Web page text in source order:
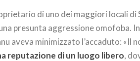
di uno dei maggiori locali di
presunta aggressione omofoba.
aveva minimizzato l’accaduto: «Il
reputazione di un luogo libero,